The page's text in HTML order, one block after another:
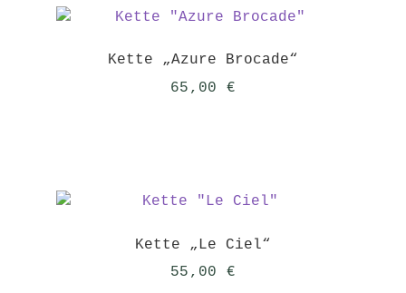
Kette „Azure Brocade“
65,00 €
Kette „Le Ciel“
55,00 €